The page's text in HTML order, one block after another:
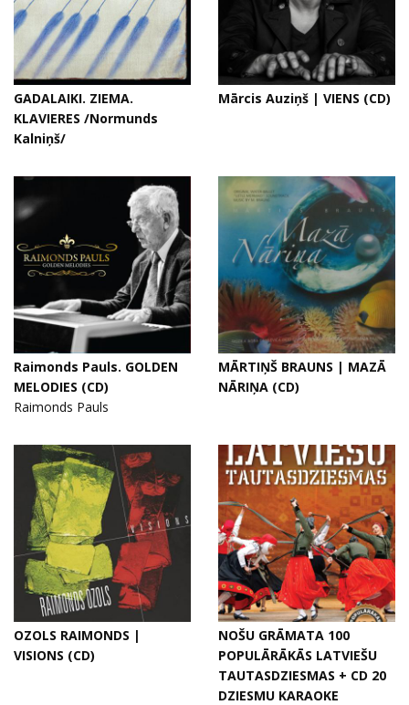
GADALAIKI. ZIEMA.
KLAVIERES /Normunds
Kalniņš/
Mārcis Auziņš | VIENS (CD)
Raimonds Pauls. GOLDEN
MELODIES (CD)
Raimonds Pauls
MĀRTIŅŠ BRAUNS | MAZĀ
NĀRIŅA (CD)
OZOLS RAIMONDS |
VISIONS (CD)
NOŠU GRĀMATA 100
POPULĀRĀKĀS LATVIEŠU
TAUTASDZIESMAS + CD 20
DZIESMU KARAOKE